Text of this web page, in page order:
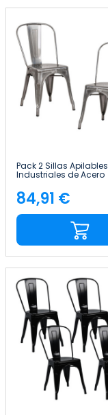
Pack 2 Sillas Apilables
Industriales de Acero
Precio
84,91 €